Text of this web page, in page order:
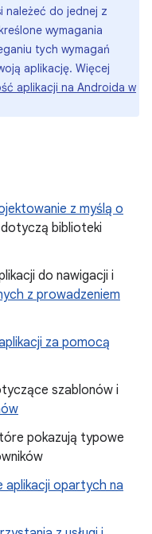
należeć do jednej z
wymagania
tych wymagań
aplikację. Więcej
aplikacji na Androida w
z myślą o
biblioteki
do nawigacji i
z prowadzeniem
za pomocą
szablonów i
pokazują typowe
aplikacji opartych na